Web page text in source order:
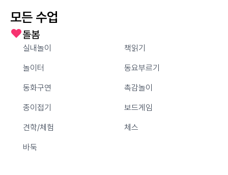
모든 수업
돌봄
실내놀이 책읽기
놀이터 동요부르기
동화구연 촉감놀이
종이접기 보드게임
견학/체험 체스
바둑